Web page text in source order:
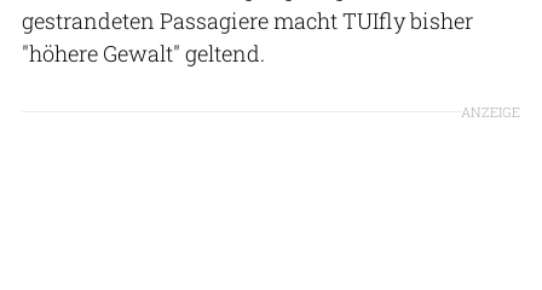
gestrandeten Passagiere macht TUIfly bisher
"höhere Gewalt" geltend.
ANZEIGE